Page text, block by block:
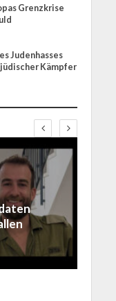
Grenzkrise
Judenhasses
Kämpfer